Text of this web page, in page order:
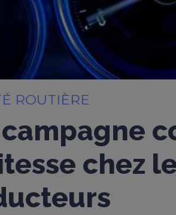
ROUTIÈRE
chez